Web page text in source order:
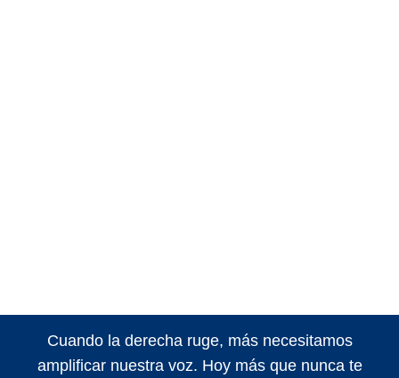
Cuando la derecha ruge, más necesitamos
amplificar nuestra voz. Hoy más que nunca te